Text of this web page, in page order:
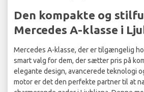
Den kompakte og
Mercedes A-klasse i
Mercedes A-klasse, der er tilgængelig
smart valg for dem, der sætter pris på
elegante design, avancerede teknologi
motor er det den perfekte partner til at